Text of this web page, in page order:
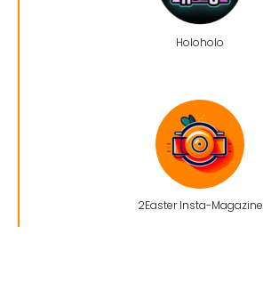
Holoholo
2Easter Insta-Magazine